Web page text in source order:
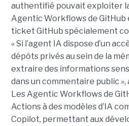
authentifié pouvait exploiter
Agentic Workflows de GitHub
ticket GitHub spécialement
« Si l’agent IA dispose d’un
dépôts privés au sein de la
extraire des informations
dans un commentaire public
Les Agentic Workflows de
Actions à des modèles d’IA
Copilot, permettant aux